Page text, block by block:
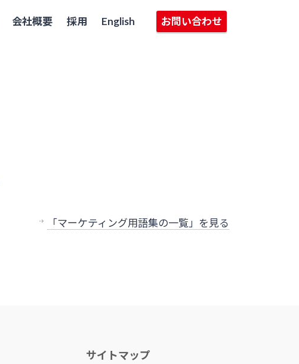
会社概要 採用 English お問い合わせ
「マーケティング用語集の一覧」を見る
サイトマップ